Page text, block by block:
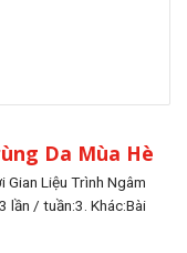
Da Mùa Hè
Gian Liệu Trình Ngâm
lần / tuần:3. Khác:Bài